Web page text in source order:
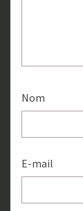
Nom
E-mail